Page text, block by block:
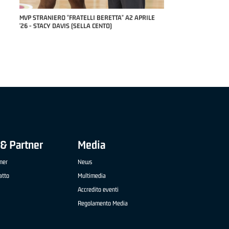
MVP "FRATELLI BERETTA" SAMUEL DILAS B
NAZIONALE APRILE '26 - MARCO RESTELLI (TAV
Partner Media
News
Multimedia
Accredito eventi
Regolamento Media